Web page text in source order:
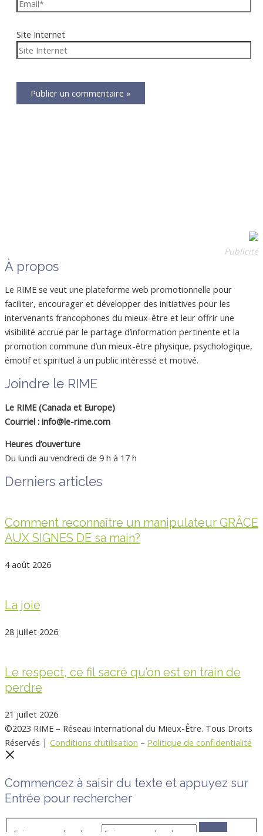
Site Internet
Publicité
À propos
Le RIME se veut une plateforme web promotionnelle pour
faciliter, encourager et développer des initiatives pour les
intervenants francophones du mieux-être et leur offrir une
visibilité accrue par le partage d’information pertinente et la
promotion commune d’un mieux-être physique, psychologique,
émotif et spirituel à un public intéressé et motivé.
Joindre le RIME
Le RIME (Canada et Europe)
Courriel : info@le-rime.com
Heures d’ouverture
Du lundi au vendredi de 9 h à 17 h
Derniers articles
Comment reconnaître un manipulateur GRÂCE
AUX SIGNES DE sa main?
4 août 2026
La joie
28 juillet 2026
Le respect, ce fil sacré qu’on est en train de
perdre
21 juillet 2026
©2023 RIME – Réseau International du Mieux-Être. Tous Droits
Réservés | Conditions d’utilisation – Politique de confidentialité
Commencez à saisir du texte et appuyez sur
Entrée pour rechercher
Faire une recherche …